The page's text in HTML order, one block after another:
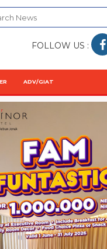
FOLLOW US :
ADV/GIAT